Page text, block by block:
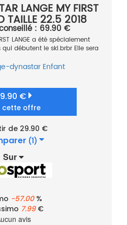
LANGE MY FIRST
TAILLE 22.5 2018
: 69.90 €
LANGE a été spécialement
débutent le ski.brbr Elle sera
dynastar Enfant
€
cette offre
de 29.90 €
(1)
Sur
-57.00%
7.99€
avis